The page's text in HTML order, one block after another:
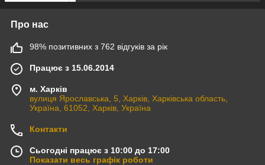
Про нас
98% позитивних з 762 відгуків за рік
Працює з 15.06.2014
м. Харків
вулиця Ярославська, 5, Харків, Харківська область,
Україна, 61052, Харків, Україна
Контакти
Сьогодні працює з 10:00 до 17:00
Показати весь графік роботи